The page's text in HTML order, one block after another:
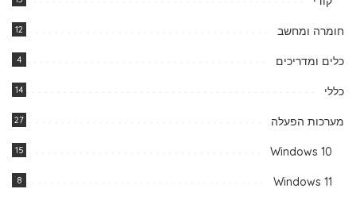
חומרה ומחשב 12
כלים ומדריכים 4
כללי 14
מערכות הפעלה 27
Windows 10
15
Windows 11
8